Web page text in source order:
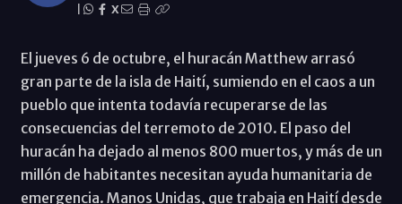
X
El jueves 6 de octubre, el huracán Matthew arrasó
gran parte de la isla de Haití, sumiendo en el caos a un
pueblo que intenta todavía recuperarse de las
consecuencias del terremoto de 2010. El paso del
huracán ha dejado al menos 800 muertos, y más de un
millón de habitantes necesitan ayuda humanitaria de
emergencia. Manos Unidas, que trabaja en Haití desde